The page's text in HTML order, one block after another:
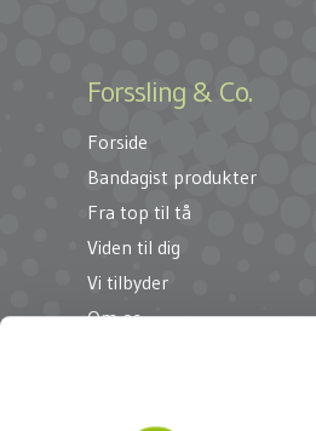
Forssling & Co.
Forside
Bandagist produkter
Fra top til tå
Viden til dig
Vi tilbyder
Om os